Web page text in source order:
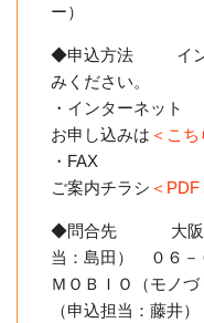
ー）
◆申込方法 インタ
みください。
・インターネット
お申し込みは ＜こち
・FAX
ご案内チラシ ＜PDF
◆問合先 大阪府
当：島田） ０６－
ＭＯＢＩＯ（モノづ
（申込担当：藤井